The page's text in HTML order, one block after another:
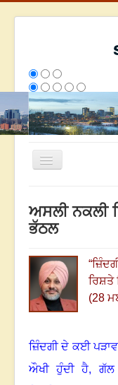
Toggle
ਰਚਨਾਵਾਂ
ਸੰਪਰਕ
We have 195 guests
2808206
ਅਸਲੀ ਨਕਲੀ
ਭੱਠਲ
“
ਰਿਸ਼ਤੇ
(28
ਜ਼ਿੰਦਗੀ ਦੇ ਕਈ
ਔਖੀ ਹੁੰਦੀ ਹੈ, ਗੱਲ